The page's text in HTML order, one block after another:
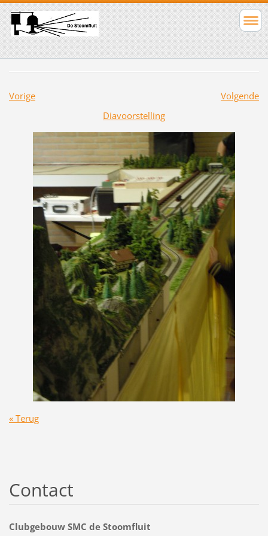
Vorige
Volgende
Diavoorstelling
« Terug
Contact
Clubgebouw SMC de Stoomfluit